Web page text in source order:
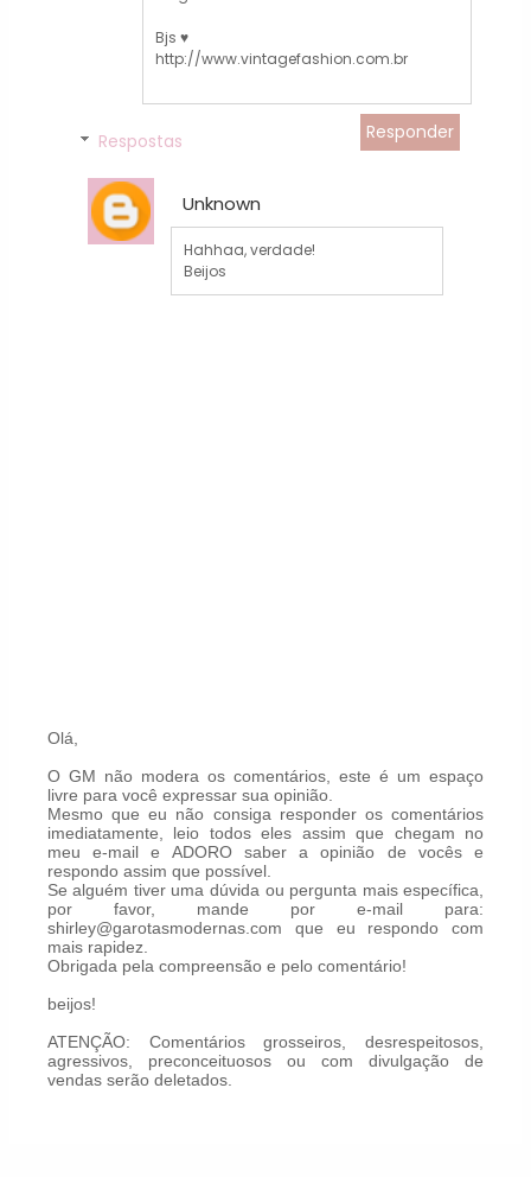
Bjs ♥
http://www.vintagefashion.com.br
Responder
Respostas
Unknown
Hahhaa, verdade!
Beijos
Olá,
O GM não modera os comentários, este é um espaço
livre para você expressar sua opinião.
Mesmo que eu não consiga responder os comentários
imediatamente, leio todos eles assim que chegam no
meu e-mail e ADORO saber a opinião de vocês e
respondo assim que possível.
Se alguém tiver uma dúvida ou pergunta mais específica,
por favor, mande por e-mail para:
shirley@garotasmodernas.com que eu respondo com
mais rapidez.
Obrigada pela compreensão e pelo comentário!
beijos!
ATENÇÃO: Comentários grosseiros, desrespeitosos,
agressivos, preconceituosos ou com divulgação de
vendas serão deletados.